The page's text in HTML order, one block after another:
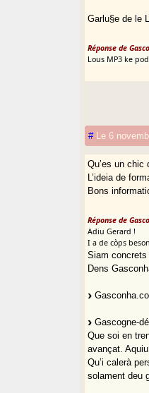
Garlu§e de le
Réponse de
Lous MP3 ke
# Le 6
Qu’es un chic
L’ideia de
Bons
Réponse de
Adiu Gerard !
I a de còps
Siam concrets
Dens
Gascogne-
Que soi en
avançat.
Qu’i calerà
solament deu